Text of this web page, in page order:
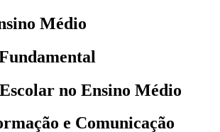
Médio
no Ensino Médio
e Comunicação